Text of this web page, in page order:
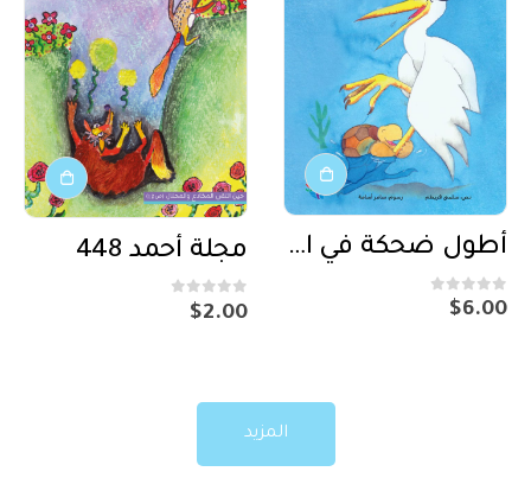
أطول ضحكة في العالم
0
out of 5
$6.00
مجلة أحمد 448
0
out of 5
$2.00
المزيد